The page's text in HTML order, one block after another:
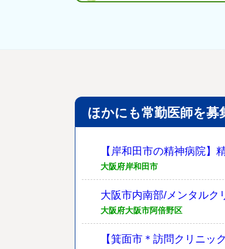
ほかにも常勤医師を
【岸和田市の精神病院
大阪府岸和田市
大阪市内南部/メンタルク
大阪府大阪市阿倍野区
【箕面市＊訪問クリニッ